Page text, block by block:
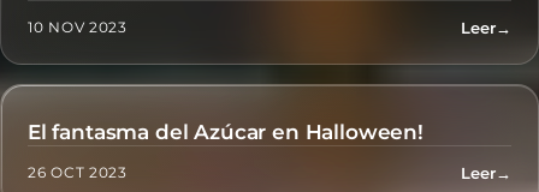
10 NOV 2023 Leer→
NUTRICIÓN
El fantasma del Azúcar en Halloween!
26 OCT 2023 Leer→